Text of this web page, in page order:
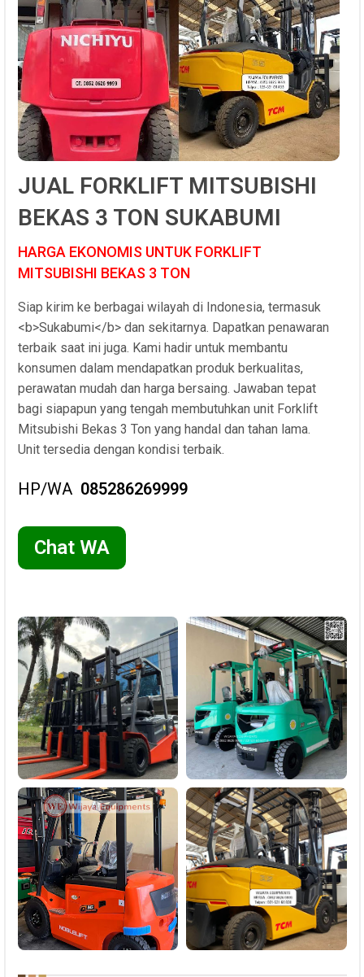
JUAL FORKLIFT MITSUBISHI
BEKAS 3 TON SUKABUMI
HARGA EKONOMIS UNTUK FORKLIFT
MITSUBISHI BEKAS 3 TON
Siap kirim ke berbagai wilayah di Indonesia, termasuk
<b>Sukabumi</b> dan sekitarnya. Dapatkan penawaran
terbaik saat ini juga. Kami hadir untuk membantu
konsumen dalam mendapatkan produk berkualitas,
perawatan mudah dan harga bersaing. Jawaban tepat
bagi siapapun yang tengah membutuhkan unit Forklift
Mitsubishi Bekas 3 Ton yang handal dan tahan lama.
Unit tersedia dengan kondisi terbaik.
HP/WA 085286269999
Chat WA